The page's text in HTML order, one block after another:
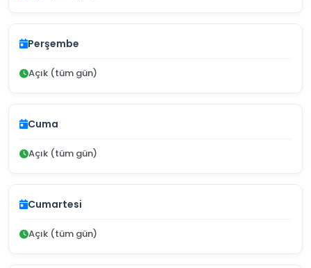
Perşembe
Açık (tüm gün)
Cuma
Açık (tüm gün)
Cumartesi
Açık (tüm gün)